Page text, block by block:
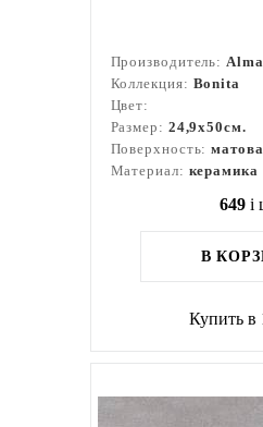
Производитель:
Коллекция: Bonita
Цвет:
Размер: 24,9x50см.
Поверхность:
Материал: керамика
649 i
В
Купить в